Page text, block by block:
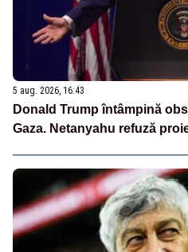
5 aug. 2026, 16:43
Donald Trump întâmpină
Gaza. Netanyahu refuză